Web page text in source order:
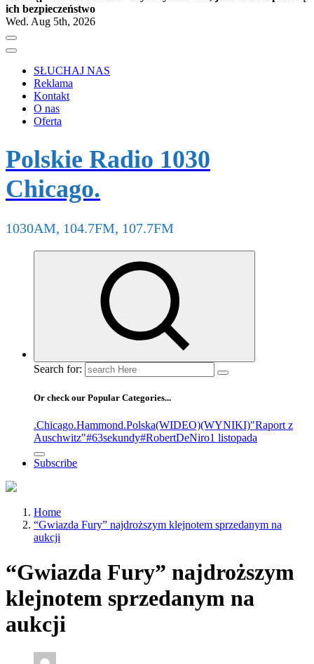
ich bezpieczeństwo
Wed. Aug 5th, 2026
SŁUCHAJ NAS
Reklama
Kontakt
O nas
Oferta
Polskie Radio 1030
Chicago.
1030AM, 104.7FM, 107.7FM
Search for:
Or check our Popular Categories...
.Chicago.Hammond.Polska(WIDEO)(WYNIKI)"Raport z
Auschwitz"#63sekundy#RobertDeNiro1 listopada
Subscribe
Home
“Gwiazda Fury” najdroższym klejnotem sprzedanym na
aukcji
“Gwiazda Fury” najdroższym
klejnotem sprzedanym na
aukcji